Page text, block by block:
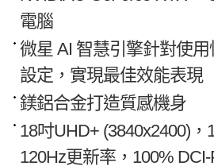
電腦
微星 AI 智慧引擎針對使
設定，實現最佳效能表現
鎂鋁合金打造質感機身
18吋UHD+ (3840x2400)，
120Hz更新率，100% DCI-